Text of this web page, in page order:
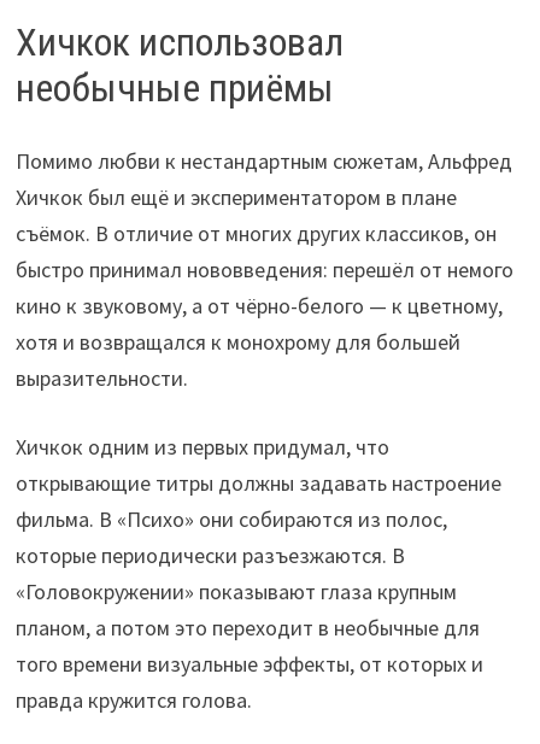
Хичкок использовал
необычные приёмы
Помимо любви к нестандартным сюжетам, Альфред
Хичкок был ещё и экспериментатором в плане
съёмок. В отличие от многих других классиков, он
быстро принимал нововведения: перешёл от немого
кино к звуковому, а от чёрно-белого — к цветному,
хотя и возвращался к монохрому для большей
выразительности.
Хичкок одним из первых придумал, что
открывающие титры должны задавать настроение
фильма. В «Психо» они собираются из полос,
которые периодически разъезжаются. В
«Головокружении» показывают глаза крупным
планом, а потом это переходит в необычные для
того времени визуальные эффекты, от которых и
правда кружится голова.